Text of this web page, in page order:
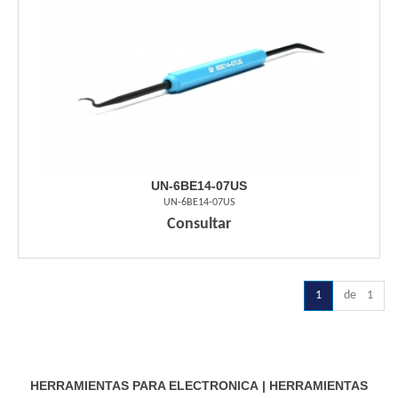
UN-6BE14-07US
UN-6BE14-07US
Consultar
1 de 1
HERRAMIENTAS PARA ELECTRONICA | HERRAMIENTAS